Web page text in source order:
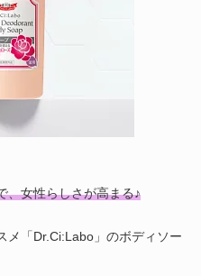
、女性らしさが高まる♪
メ「Dr.Ci:Labo」のボディソー